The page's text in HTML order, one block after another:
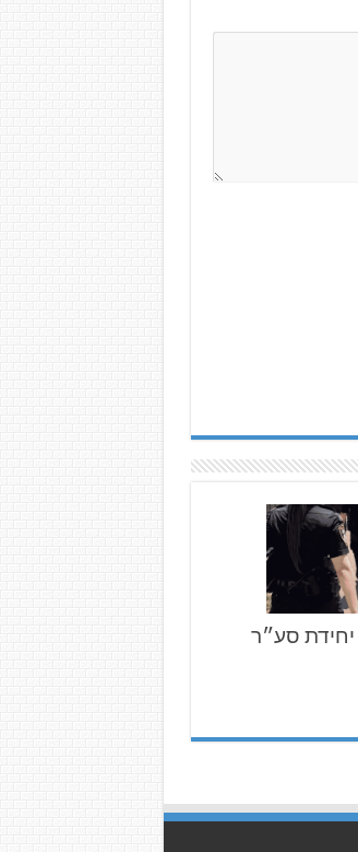
יחידת סע״ר